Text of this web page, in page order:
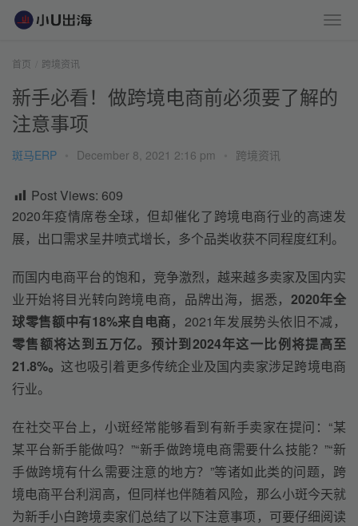
首页 跨境资讯
新手必看！做跨境电商前必须要了解的
注意事项
斑马ERP December 8, 2021 2:16 pm 跨境资讯
Post Views: 609
2020年疫情席卷全球，但却催化了跨境电商行业的高速发
展，出口需求呈井喷式增长，多个品类收获不同程度红利。
而国内电商平台的饱和，竞争激烈，越来越多卖家及国内实
业开始将目光转向跨境电商，品牌出海，据悉， 2020年全
球零售额中有18%来自电商，2021年发展势头依旧不减，
零售额将达到五万亿。预计到2024年这一比例将提高至
21.8%。 这也吸引着更多传统企业及国内卖家涉足跨境电商
行业。
在社交平台上，小斑经常能够看到有新手卖家在提问：“某
某平台新手能做吗？”“新手做跨境电商需要什么技能？”“新
手做跨境有什么需要注意的地方？”等诸如此类的问题，跨
境电商平台利润高，但同样也伴随着风险，那么小斑今天就
为新手小白跨境卖家们总结了以下注意事项，可要仔细阅读